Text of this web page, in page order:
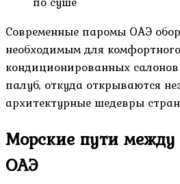
Современные паромы ОАЭ
необходимым для
кондиционированных
палуб, откуда открываются
архитектурные шедевры
Морские пути между
ОАЭ